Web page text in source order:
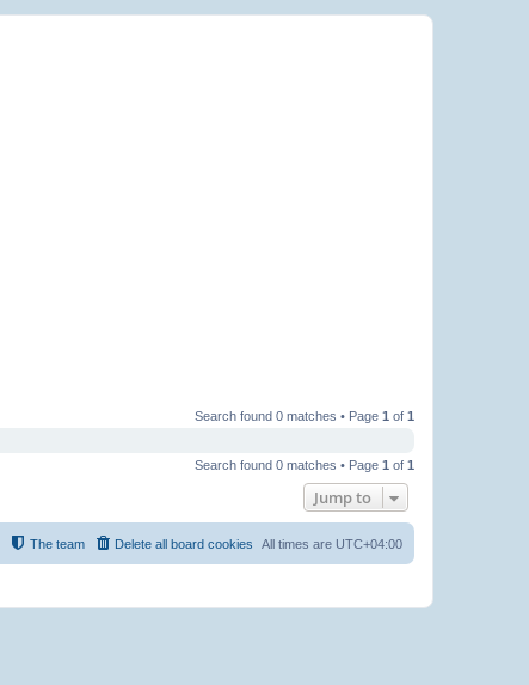
Search found 0 matches • Page 1 of 1
Search found 0 matches • Page 1 of 1
Jump to
All times are UTC+04:00
Delete all board cookies
The team